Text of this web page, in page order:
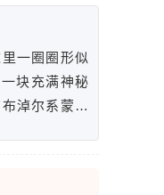
一圈圈形似
块充满神秘
淖尔系蒙古